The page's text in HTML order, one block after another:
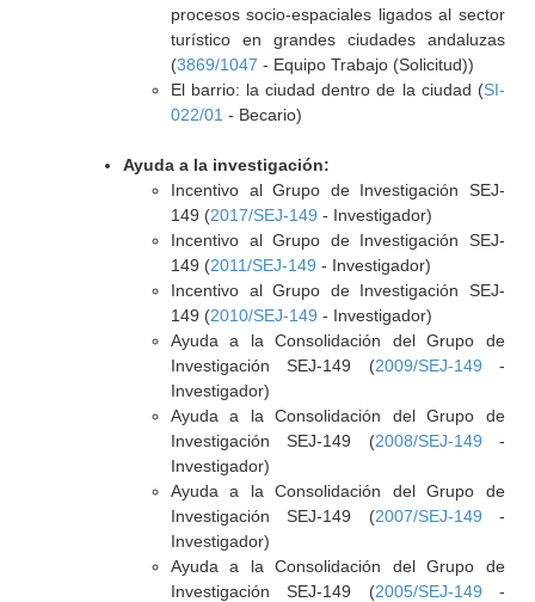
procesos socio-espaciales ligados al sector
turístico en grandes ciudades andaluzas
(3869/1047 - Equipo Trabajo (Solicitud))
El barrio: la ciudad dentro de la ciudad (SI-
022/01 - Becario)
Ayuda a la investigación:
Incentivo al Grupo de Investigación SEJ-
149 (2017/SEJ-149 - Investigador)
Incentivo al Grupo de Investigación SEJ-
149 (2011/SEJ-149 - Investigador)
Incentivo al Grupo de Investigación SEJ-
149 (2010/SEJ-149 - Investigador)
Ayuda a la Consolidación del Grupo de
Investigación SEJ-149 (2009/SEJ-149 -
Investigador)
Ayuda a la Consolidación del Grupo de
Investigación SEJ-149 (2008/SEJ-149 -
Investigador)
Ayuda a la Consolidación del Grupo de
Investigación SEJ-149 (2007/SEJ-149 -
Investigador)
Ayuda a la Consolidación del Grupo de
Investigación SEJ-149 (2005/SEJ-149 -